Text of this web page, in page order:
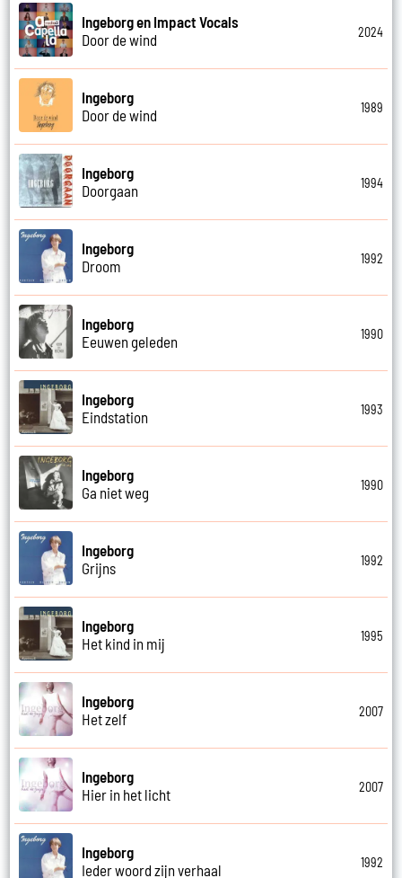
Ingeborg en Impact Vocals
Door de wind
2024
Ingeborg
Door de wind
1989
Ingeborg
Doorgaan
1994
Ingeborg
Droom
1992
Ingeborg
Eeuwen geleden
1990
Ingeborg
Eindstation
1993
Ingeborg
Ga niet weg
1990
Ingeborg
Grijns
1992
Ingeborg
Het kind in mij
1995
Ingeborg
Het zelf
2007
Ingeborg
Hier in het licht
2007
Ingeborg
Ieder woord zijn verhaal
1992